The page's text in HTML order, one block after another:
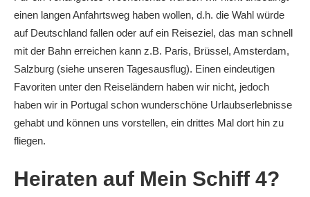
einen langen Anfahrtsweg haben wollen, d.h. die Wahl würde
auf Deutschland fallen oder auf ein Reiseziel, das man schnell
mit der Bahn erreichen kann z.B. Paris, Brüssel, Amsterdam,
Salzburg (siehe unseren Tagesausflug). Einen eindeutigen
Favoriten unter den Reiseländern haben wir nicht, jedoch
haben wir in Portugal schon wunderschöne Urlaubserlebnisse
gehabt und können uns vorstellen, ein drittes Mal dort hin zu
fliegen.
Heiraten auf Mein Schiff 4?